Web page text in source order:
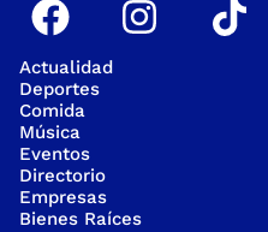
Actualidad
Deportes
Comida
Música
Eventos
Directorio
Empresas
Bienes Raíces